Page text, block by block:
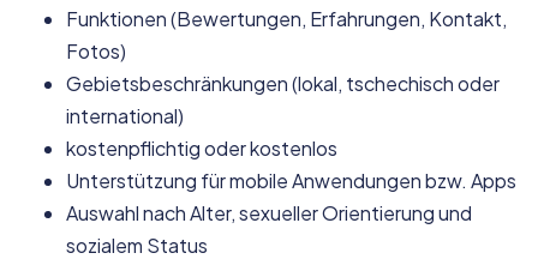
Funktionen (Bewertungen, Erfahrungen, Kontakt,
Fotos)
Gebietsbeschränkungen (lokal, tschechisch oder
international)
kostenpflichtig oder kostenlos
Unterstützung für mobile Anwendungen bzw. Apps
Auswahl nach Alter, sexueller Orientierung und
sozialem Status